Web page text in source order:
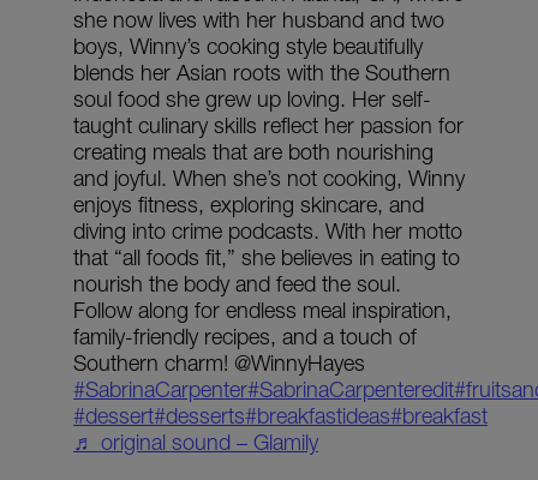
she now lives with her husband and two
boys, Winny’s cooking style beautifully
blends her Asian roots with the Southern
soul food she grew up loving. Her self-
taught culinary skills reflect her passion for
creating meals that are both nourishing
and joyful. When she’s not cooking, Winny
enjoys fitness, exploring skincare, and
diving into crime podcasts. With her motto
that “all foods fit,” she believes in eating to
nourish the body and feed the soul.
Follow along for endless meal inspiration,
family-friendly recipes, and a touch of
Southern charm! @WinnyHayes
#SabrinaCarpenter#SabrinaCarpenteredit
#dessert#desserts#breakfastideas#breakfast
♬ original sound – Glamily